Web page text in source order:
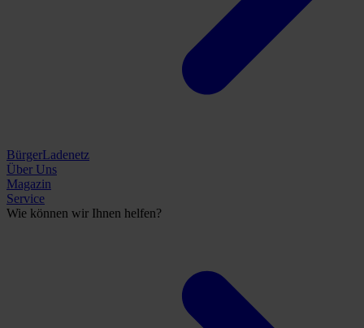
BürgerLadenetz
Über Uns
Magazin
Service
Wie können wir Ihnen helfen?